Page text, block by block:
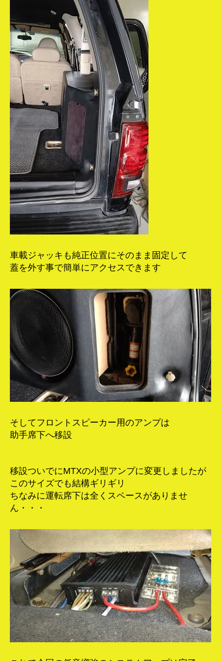
車載ジャッキも純正位置にそのまま固定して
蓋を外す事で簡単にアクセスできます
そしてフロントスピーカー用のアンプは
助手席下へ移設
移設ついでにMTXの小型アンプに変更しましたが
このサイズでも結構ギリギリ
ちなみに運転席下は全くスペースがありませ
ん・・・